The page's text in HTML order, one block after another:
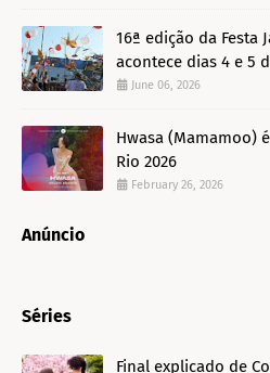
16ª edição da Festa
acontece dias 4 e 5
June 06, 2026
Hwasa (Mamamoo)
Rio 2026
February 26, 2026
Anúncio
Séries
Final explicado de